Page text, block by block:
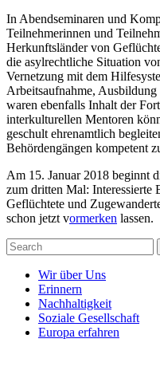
In Abendseminaren und
Teilnehmerinnen und
Herkunftsländer von
die asylrechtliche Situation
Vernetzung mit dem
Arbeitsaufnahme,
waren ebenfalls Inhalt der
interkulturellen Mentoren
geschult ehrenamtlich
Behördengängen kompetent
Am 15. Januar 2018 beginnt
zum dritten Mal: Interessierte
Geflüchtete und
schon jetzt vormerken lassen.
Wir über Uns
Erinnern
Nachhaltigkeit
Soziale Gesellschaft
Europa erfahren